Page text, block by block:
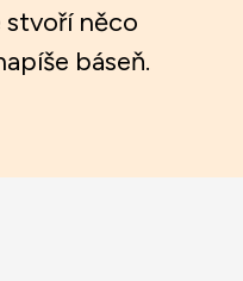
stvoří něco
báseň.